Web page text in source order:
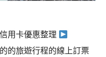
用卡優惠整理
的旅遊行程的線上訂票